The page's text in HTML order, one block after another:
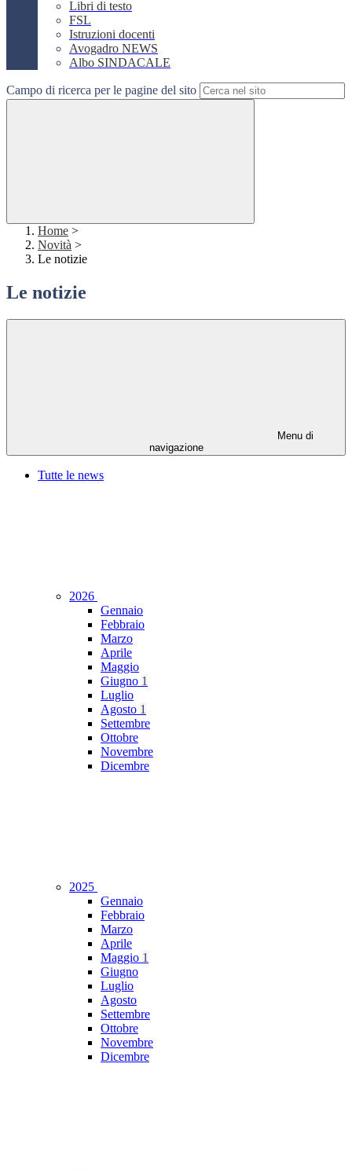
Libri di testo
FSL
Istruzioni docenti
Avogadro NEWS
Albo SINDACALE
Campo di ricerca per le pagine del sito
Home >
Novità >
Le notizie
Le notizie
Menu di
navigazione
Tutte le news
2026
Gennaio
Febbraio
Marzo
Aprile
Maggio
Giugno 1
Luglio
Agosto 1
Settembre
Ottobre
Novembre
Dicembre
2025
Gennaio
Febbraio
Marzo
Aprile
Maggio 1
Giugno
Luglio
Agosto
Settembre
Ottobre
Novembre
Dicembre